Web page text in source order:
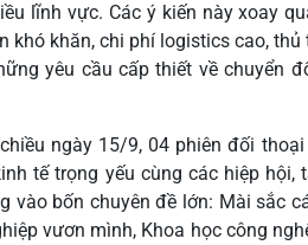
lĩnh vực. Các ý kiến này xoay
khó khăn, chi phí logistics cao,
yêu cầu cấp thiết về chuyển
ngày 15/9, 04 phiên đối
tế trọng yếu cùng các hiệp
vào bốn chuyên đề lớn: Mài sắc
vươn mình, Khoa học công